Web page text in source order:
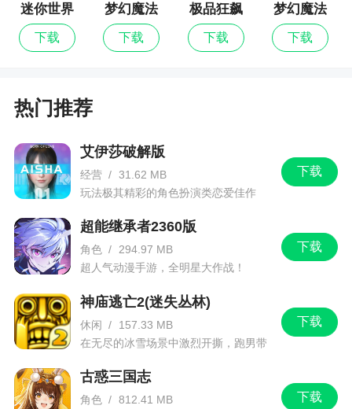
更新日志
·全新战队活动“战队冲突”
·全新赛季礼包“喝彩”
·"护送"PVE模式更新
·实施若干平衡性改动
·修复若干问题
·优化游戏界面
迷你世界
下载
梦幻魔法
屋
下载
极品狂飙
飞车
下载
梦幻魔法
屋最新版
下载
热门推荐
下载
艾伊莎破解版
经营 / 31.62 MB
玩法极其精彩的角色扮演类恋爱佳作
下载
超能继承者2360版
角色 / 294.97 MB
超人气动漫手游，全明星大作战！
下载
神庙逃亡2(迷失丛林)
休闲 /
157.33 MB
在无尽的冰雪场景中激烈开撕，跑男带
下载
古惑三国志
角色 / 812.41 MB